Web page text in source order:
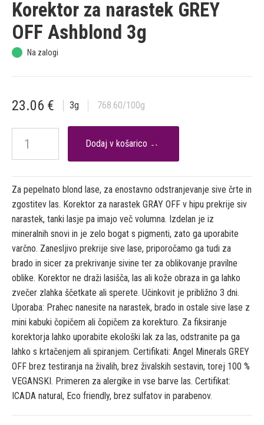
Korektor za narastek GREY
OFF Ashblond 3g
Na zalogi
23.06 € 3g 768.60/100g

Za pepelnato blond lase, za enostavno odstranjevanje sive črte in
zgostitev las. Korektor za narastek GRAY OFF v hipu prekrije siv
narastek, tanki lasje pa imajo več volumna. Izdelan je iz
mineralnih snovi in je zelo bogat s pigmenti, zato ga uporabite
varčno. Zanesljivo prekrije sive lase, priporočamo ga tudi za
brado in sicer za prekrivanje sivine ter za oblikovanje pravilne
oblike. Korektor ne draži lasišča, las ali kože obraza in ga lahko
zvečer zlahka ščetkate ali sperete. Učinkovit je približno 3 dni.
Uporaba: Prahec nanesite na narastek, brado in ostale sive lase z
mini kabuki čopičem ali čopičem za korekturo. Za fiksiranje
korektorja lahko uporabite ekološki lak za las, odstranite pa ga
lahko s krtačenjem ali spiranjem. Certifikati: Angel Minerals GREY
OFF brez testiranja na živalih, brez živalskih sestavin, torej 100 %
VEGANSKI. Primeren za alergike in vse barve las. Certifikat:
ICADA natural, Eco friendly, brez sulfatov in parabenov.